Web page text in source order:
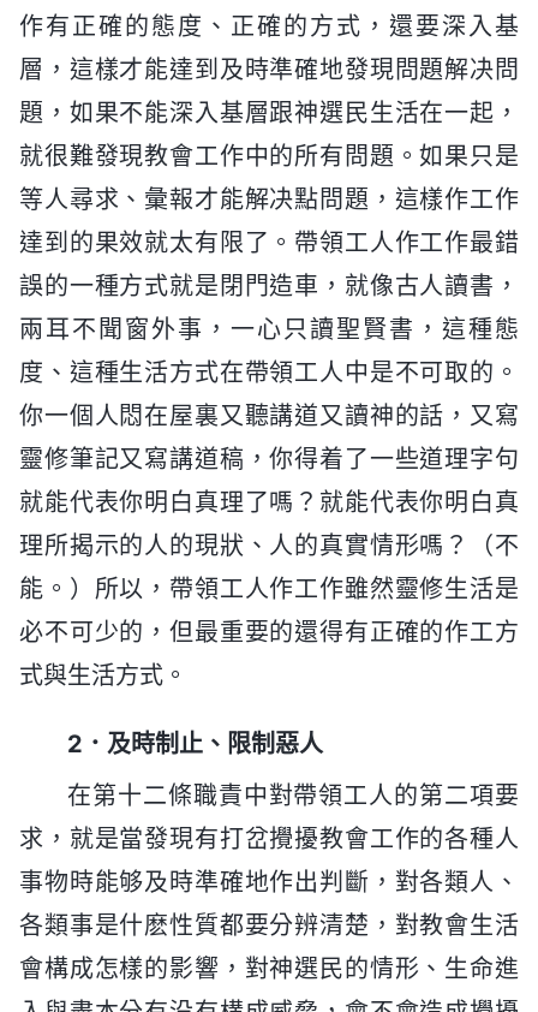
作有正確的態度、正確的方式，還要深入基
層，這樣才能達到及時準確地發現問題解决問
題，如果不能深入基層跟神選民生活在一起，
就很難發現教會工作中的所有問題。如果只是
等人尋求、彙報才能解决點問題，這樣作工作
達到的果效就太有限了。帶領工人作工作最錯
誤的一種方式就是閉門造車，就像古人讀書，
兩耳不聞窗外事，一心只讀聖賢書，這種態
度、這種生活方式在帶領工人中是不可取的。
你一個人悶在屋裏又聽講道又讀神的話，又寫
靈修筆記又寫講道稿，你得着了一些道理字句
就能代表你明白真理了嗎？就能代表你明白真
理所揭示的人的現狀、人的真實情形嗎？（不
能。）所以，帶領工人作工作雖然靈修生活是
必不可少的，但最重要的還得有正確的作工方
式與生活方式。
2．及時制止、限制惡人
在第十二條職責中對帶領工人的第二項要
求，就是當發現有打岔攪擾教會工作的各種人
事物時能够及時準確地作出判斷，對各類人、
各類事是什麽性質都要分辨清楚，對教會生活
會構成怎樣的影響，對神選民的情形、生命進